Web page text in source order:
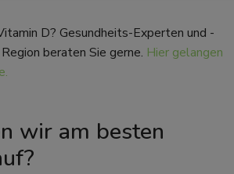
D? Gesundheits-Experten und -
beraten Sie gerne. Hier gelangen
wir am besten